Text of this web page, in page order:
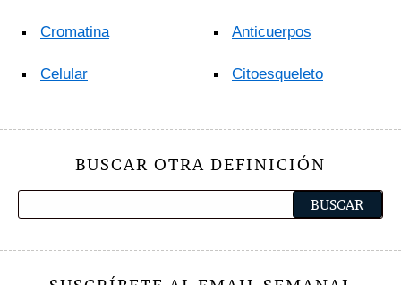
Cromatina
Celular
Anticuerpos
Citoesqueleto
BUSCAR OTRA DEFINICIÓN